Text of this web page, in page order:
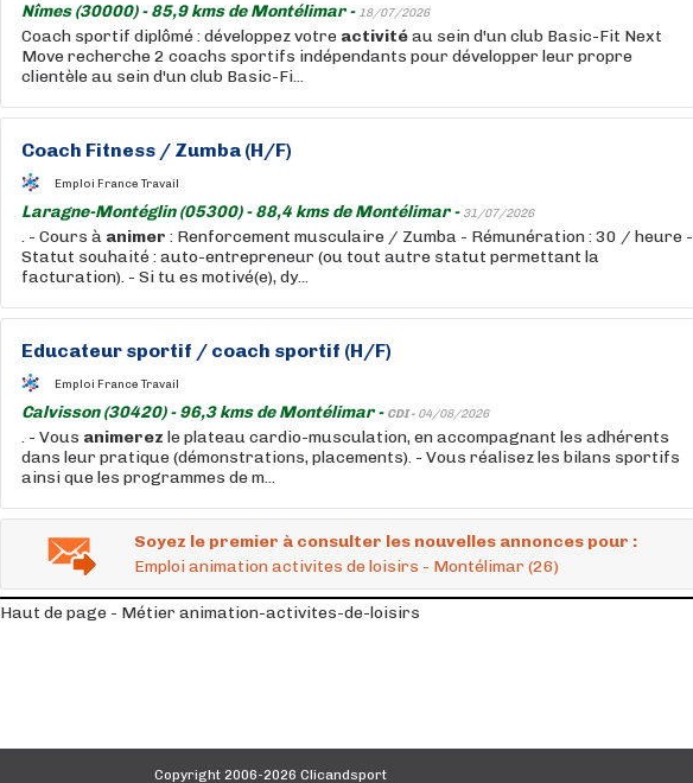
Nîmes (30000) - 85,9 kms de Montélimar - 18/07/2026
Coach sportif diplômé : développez votre activitéau sein d'un club Basic-Fit Next
Move recherche 2 coachs sportifs indépendants pour développer leur propre
clientèle au sein d'un club Basic-Fi...
Coach Fitness / Zumba (H/F)
Emploi France Travail
Laragne-Montéglin (05300) - 88,4 kms de Montélimar - 31/07/2026
. - Cours à animer : Renforcement musculaire / Zumba - Rémunération : 30 / heure -
Statut souhaité : auto-entrepreneur (ou tout autre statut permettant la
facturation). - Si tu es motivé(e), dy...
Educateur sportif / coach sportif (H/F)
Emploi France Travail
Calvisson (30420) - 96,3 kms de Montélimar - CDI - 04/08/2026
. - Vous animerez le plateau cardio-musculation, en accompagnant les adhérents
dans leur pratique (démonstrations, placements). - Vous réalisez les bilans sportifs
ainsi que les programmes de m...
Soyez le premier à consulter les nouvelles annonces pour :
Emploi animation activites de loisirs - Montélimar (26)
Haut de page - Métier animation-activites-de-loisirs
Copyright 2006-2026 Clicandsport